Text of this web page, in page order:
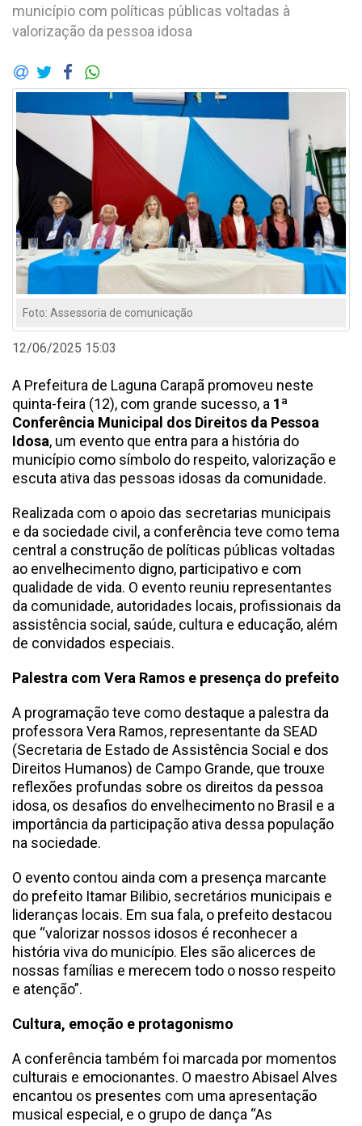
município com políticas públicas voltadas à
valorização da pessoa idosa
Foto: Assessoria de comunicação
12/06/2025 15:03
A Prefeitura de Laguna Carapã promoveu neste
quinta-feira (12), com grande sucesso, a 1ª
Conferência Municipal dos Direitos da Pessoa
Idosa, um evento que entra para a história do
município como símbolo do respeito, valorização e
escuta ativa das pessoas idosas da comunidade.
Realizada com o apoio das secretarias municipais
e da sociedade civil, a conferência teve como tema
central a construção de políticas públicas voltadas
ao envelhecimento digno, participativo e com
qualidade de vida. O evento reuniu representantes
da comunidade, autoridades locais, profissionais da
assistência social, saúde, cultura e educação, além
de convidados especiais.
Palestra com Vera Ramos e presença do prefeito
A programação teve como destaque a palestra da
professora Vera Ramos, representante da SEAD
(Secretaria de Estado de Assistência Social e dos
Direitos Humanos) de Campo Grande, que trouxe
reflexões profundas sobre os direitos da pessoa
idosa, os desafios do envelhecimento no Brasil e a
importância da participação ativa dessa população
na sociedade.
O evento contou ainda com a presença marcante
do prefeito Itamar Bilibio, secretários municipais e
lideranças locais. Em sua fala, o prefeito destacou
que “valorizar nossos idosos é reconhecer a
história viva do município. Eles são alicerces de
nossas famílias e merecem todo o nosso respeito
e atenção”.
Cultura, emoção e protagonismo
A conferência também foi marcada por momentos
culturais e emocionantes. O maestro Abisael Alves
encantou os presentes com uma apresentação
musical especial, e o grupo de dança “As